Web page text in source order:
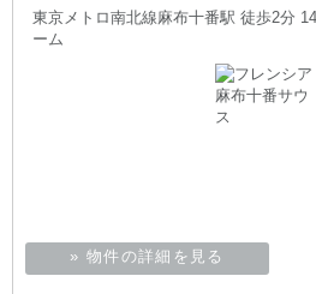
東京メトロ南北線麻布十番駅 徒歩2分
ーム
» 物件の詳細を見る